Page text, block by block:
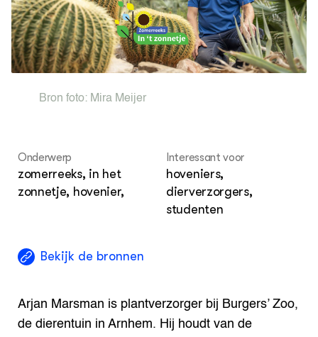
ACTUEEL
Nieuws
Nieuwsbrief
Columns
Lectoraten
Video's
Contact
Bron foto: Mira Meijer
Onderwerp
zomerreeks, in het
zonnetje, hovenier,
Interessant voor
hoveniers,
dierverzorgers,
studenten
Bekijk de bronnen
Arjan Marsman is plantverzorger bij Burgers’ Zoo,
de dierentuin in Arnhem. Hij houdt van de